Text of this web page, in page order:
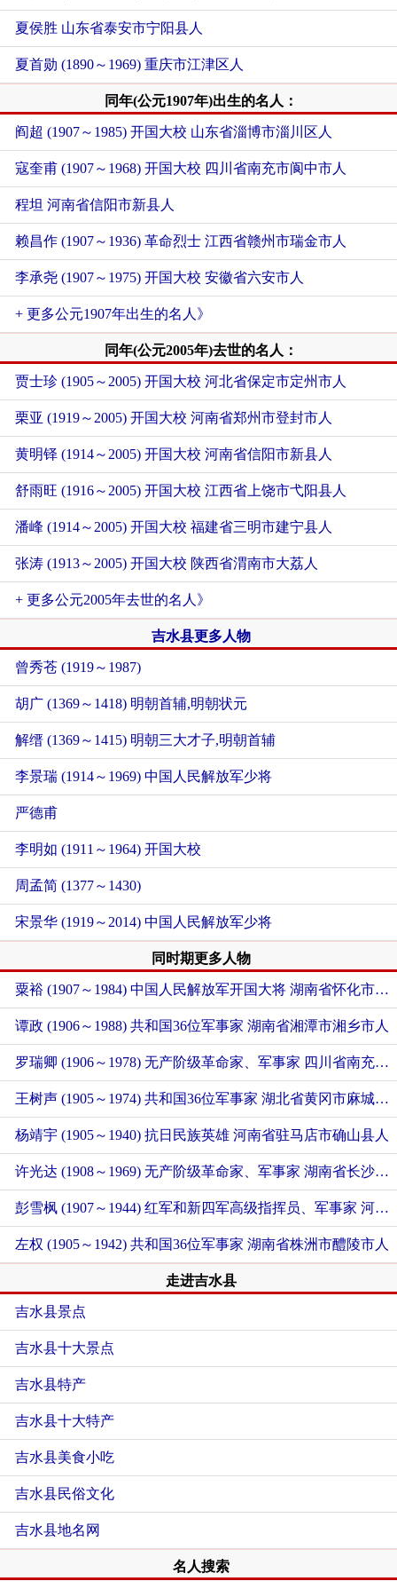
夏侯胜 山东省泰安市宁阳县人
夏首勋 (1890～1969) 重庆市江津区人
同年(公元1907年)出生的名人：
阎超 (1907～1985) 开国大校 山东省淄博市淄川区人
寇奎甫 (1907～1968) 开国大校 四川省南充市阆中市人
程坦 河南省信阳市新县人
赖昌作 (1907～1936) 革命烈士 江西省赣州市瑞金市人
李承尧 (1907～1975) 开国大校 安徽省六安市人
+ 更多公元1907年出生的名人》
同年(公元2005年)去世的名人：
贾士珍 (1905～2005) 开国大校 河北省保定市定州市人
栗亚 (1919～2005) 开国大校 河南省郑州市登封市人
黄明铎 (1914～2005) 开国大校 河南省信阳市新县人
舒雨旺 (1916～2005) 开国大校 江西省上饶市弋阳县人
潘峰 (1914～2005) 开国大校 福建省三明市建宁县人
张涛 (1913～2005) 开国大校 陕西省渭南市大荔人
+ 更多公元2005年去世的名人》
吉水县更多人物
曾秀苍 (1919～1987)
胡广 (1369～1418) 明朝首辅,明朝状元
解缙 (1369～1415) 明朝三大才子,明朝首辅
李景瑞 (1914～1969) 中国人民解放军少将
严德甫
李明如 (1911～1964) 开国大校
周孟简 (1377～1430)
宋景华 (1919～2014) 中国人民解放军少将
同时期更多人物
粟裕 (1907～1984) 中国人民解放军开国大将 湖南省怀化市会同县人
谭政 (1906～1988) 共和国36位军事家 湖南省湘潭市湘乡市人
罗瑞卿 (1906～1978) 无产阶级革命家、军事家 四川省南充市顺庆区人
王树声 (1905～1974) 共和国36位军事家 湖北省黄冈市麻城市人
杨靖宇 (1905～1940) 抗日民族英雄 河南省驻马店市确山县人
许光达 (1908～1969) 无产阶级革命家、军事家 湖南省长沙市长沙县人
彭雪枫 (1907～1944) 红军和新四军高级指挥员、军事家 河南省南阳市镇平县人
左权 (1905～1942) 共和国36位军事家 湖南省株洲市醴陵市人
走进吉水县
吉水县景点
吉水县十大景点
吉水县特产
吉水县十大特产
吉水县美食小吃
吉水县民俗文化
吉水县地名网
名人搜索